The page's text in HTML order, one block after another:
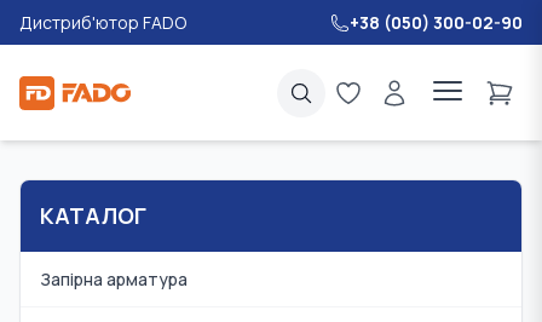
Дистриб'ютор FADO +38 (050) 300-02-90
КАТАЛОГ
Запірна арматура